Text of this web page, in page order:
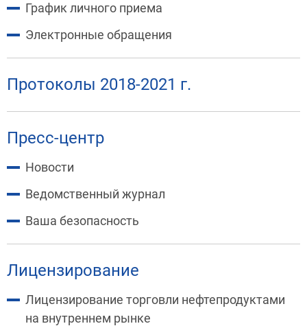
График личного приема
Электронные обращения
Протоколы 2018-2021 г.
Пресс-центр
Новости
Ведомственный журнал
Ваша безопасность
Лицензирование
Лицензирование торговли нефтепродуктами
на внутреннем рынке